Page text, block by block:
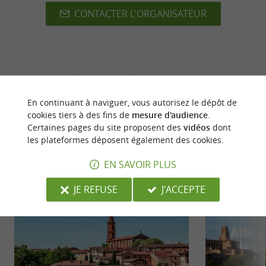
CONTACTER L'ORGANISATEUR
dernière mise à jour :15/05/2026 à 08:08:06
Source :Evènement proposé par un internaute
NOUS AVONS TESTÉPOUR VOUS
En continuant à naviguer, vous autorisez le dépôt de
cookies tiers à des fins de mesure d'audience.
Certaines pages du site proposent des vidéosdont
les plateformes déposent également des cookies.
EN SAVOIR PLUS
JE REFUSE
J'ACCEPTE